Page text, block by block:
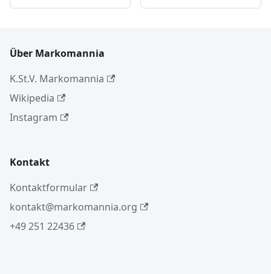
Über Markomannia
K.St.V. Markomannia
Wikipedia
Instagram
Kontakt
Kontaktformular
kontakt@markomannia.org
+49 251 22436